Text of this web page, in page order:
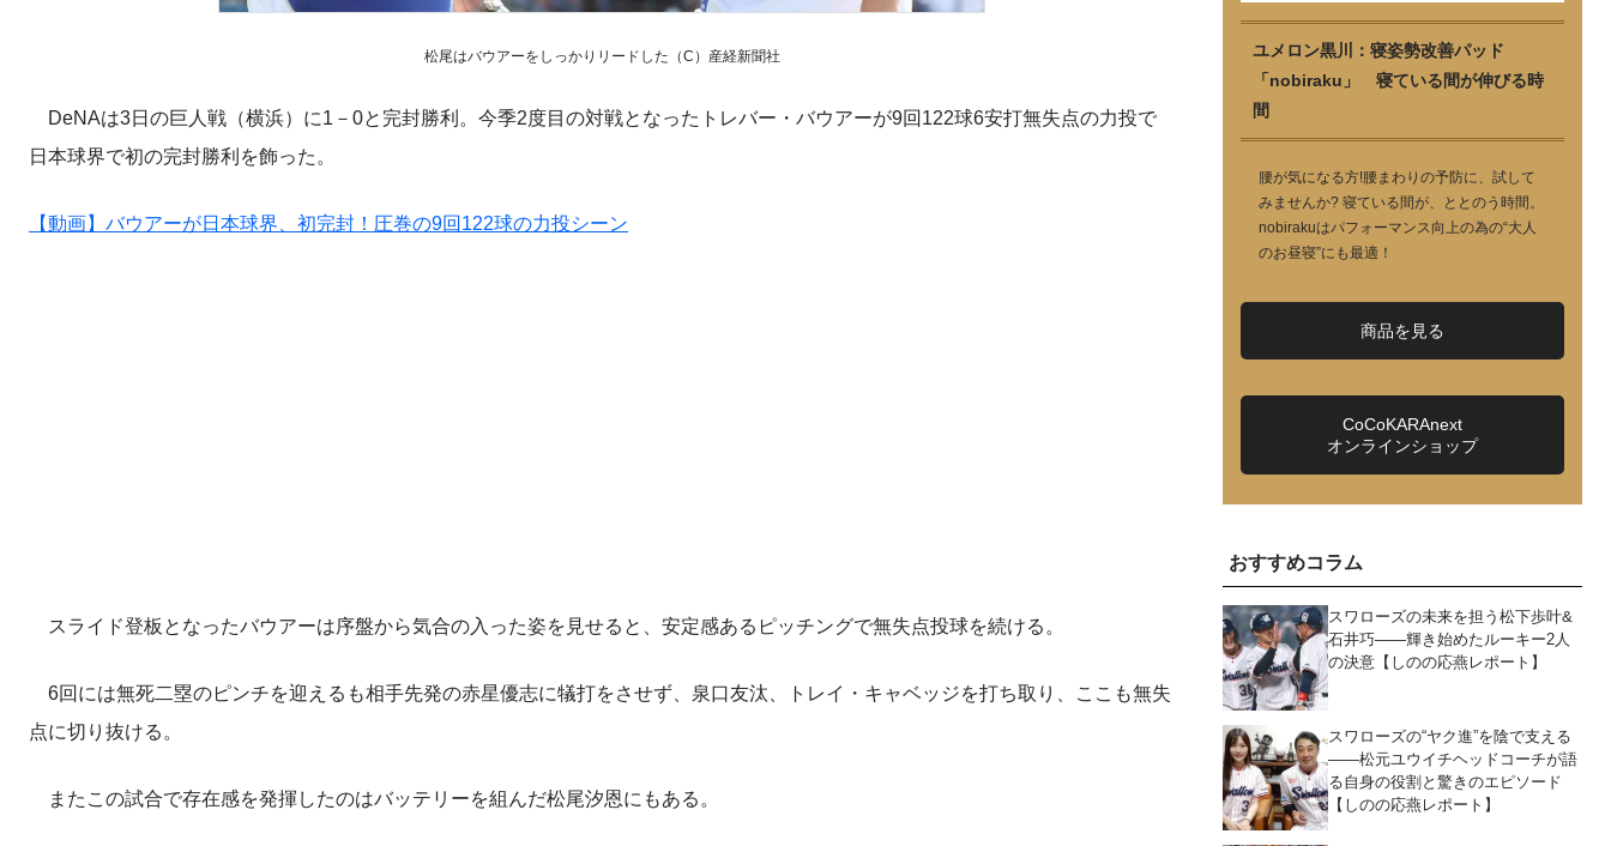
松尾はバウアーをしっかりリードした（C）産経新聞社
DeNAは3日の巨人戦（横浜）に1－0と完封勝利。今季2度目の対戦となったトレバー・バウアーが9回122球6安打無失点の力投で
日本球界で初の完封勝利を飾った。
【動画】バウアーが日本球界、初完封！圧巻の9回122球の力投シーン
スライド登板となったバウアーは序盤から気合の入った姿を見せると、安定感あるピッチングで無失点投球を続ける。
6回には無死二塁のピンチを迎えるも相手先発の赤星優志に犠打をさせず、泉口友汰、トレイ・キャベッジを打ち取り、ここも無失
点に切り抜ける。
またこの試合で存在感を発揮したのはバッテリーを組んだ松尾汐恩にもある。
ユメロン黒川：寝姿勢改善パッド
「nobiraku」 寝ている間が伸びる時
間
腰が気になる方!腰まわりの予防に、試して
みませんか? 寝ている間が、ととのう時間。
nobirakuはパフォーマンス向上の為の“大人
のお昼寝”にも最適！
商品を見る
CoCoKARAnext
オンラインショップ
おすすめコラム
スワローズの未来を担う松下歩叶&
石井巧――輝き始めたルーキー2人
の決意【しのの応燕レポート】
スワローズの“ヤク進”を陰で支える
――松元ユウイチヘッドコーチが語
る自身の役割と驚きのエピソード
【しのの応燕レポート】